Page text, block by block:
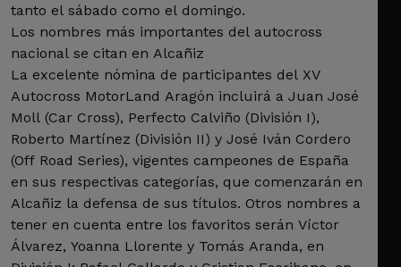
tanto el sábado como el domingo.
Los nombres más importantes del autocross
nacional se citan en Alcañiz
La excelente nómina de participantes del XV
Autocross MotorLand Aragón incluirá a Juan José
Moll (Car Cross), Perfecto Calviño (División I),
Roberto Martínez (División II) y José Iván Cordero
(Off Road Series), vigentes campeones de España
en sus respectivas categorías, que comenzarán en
Alcañiz la defensa de sus títulos. Otros nombres a
tener en cuenta entre los favoritos serán Víctor
Álvarez, Yoanna Llorente y Tomás Aranda, en